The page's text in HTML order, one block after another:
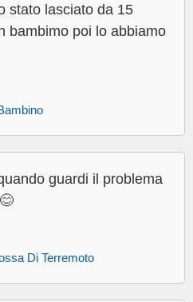
stato lasciato da 15
bambimo poi lo abbiamo
guardi il problema
Di Terremoto